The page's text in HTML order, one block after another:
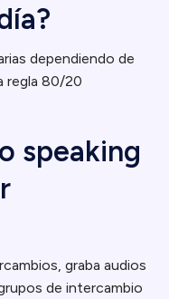
dependiendo de
regla 80/20
speaking
graba audios
de intercambio